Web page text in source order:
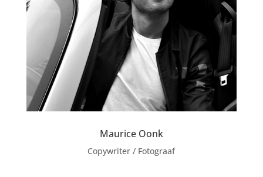
Maurice Oonk
Copywriter / Fotograaf